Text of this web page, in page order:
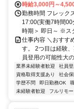
時給3,000円～
勤務時間 フレック
17:00(実働7時間
時期＞ 即日～ ※ス
仕事内容 ＼おすす
す。 2つ目は経験
員登用の可能性大
業界未経験者歓迎 社員登
資格取得支援あり
社会保
学歴不問
即日勤務OK
未経験者歓迎
フルリモー